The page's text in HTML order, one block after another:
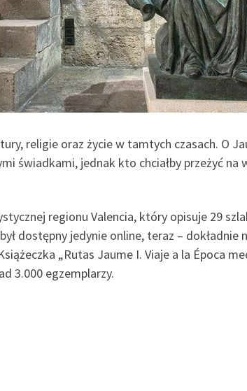
religie oraz życie w tamtych czasach. O
świadkami, jednak kto chciałby przeżyć
regionu Valencia, który opisuje 29
dostępny jedynie online, teraz – dokładnie
„Rutas Jaume I. Viaje a la Época
3.000 egzemplarzy.